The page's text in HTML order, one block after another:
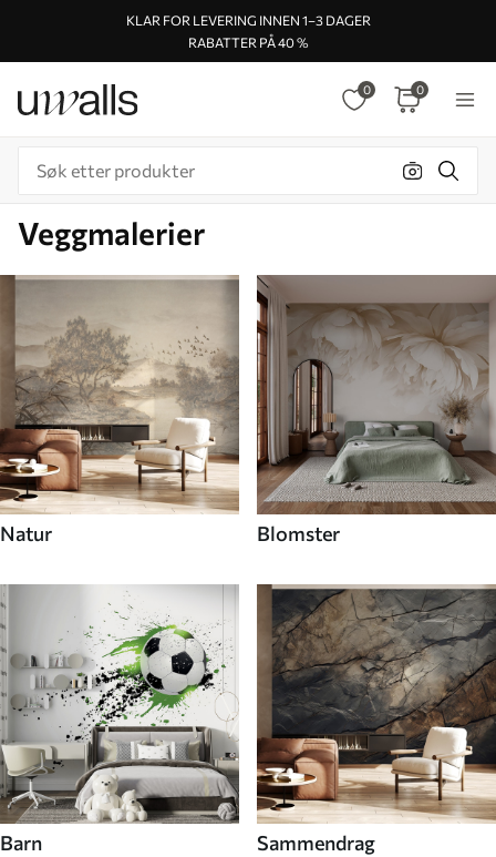
KLAR FOR LEVERING INNEN 1–3 DAGER
RABATTER PÅ 40 %
0 0
Veggmalerier
Natur Blomster
Barn Sammendrag